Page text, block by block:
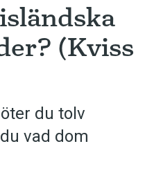
(Kviss
du tolv
vad dom